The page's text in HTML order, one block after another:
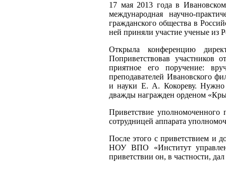
17 мая 2013 года в
международная научно-
гражданского общества в
ней приняли участие ученые
Открыла конференцию
Поприветствовав
приятное его поручение:
преподавателей Ивановского
и науки Е. А. Кокореву. Нужно
дважды награжден орденом
Приветствие
сотрудницей аппарата
После этого с приветствием и
НОУ ВПО «Институт
приветствии он, в частности,